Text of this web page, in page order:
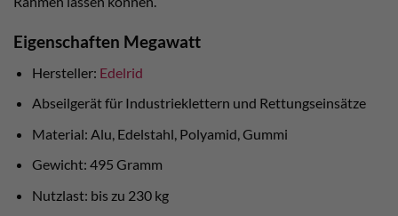
Eigenschaften Megawatt
Hersteller: Edelrid
Abseilgerät für Industrieklettern und Rettungseinsätze
Material: Alu, Edelstahl, Polyamid, Gummi
Gewicht: 495 Gramm
Nutzlast: bis zu 230 kg